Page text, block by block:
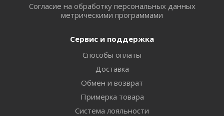
Согласие на обработку персональных данных
метрическими программами
Сервис и поддержка
Способы оплаты
Доставка
Обмен и возврат
Примерка товара
Система лояльности